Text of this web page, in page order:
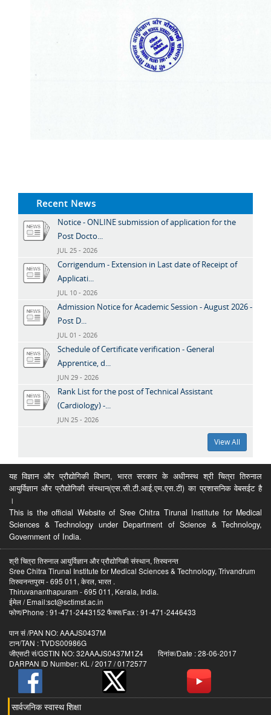
Recent News
Notice - ONLINE submission of application for the
Post Docto...
JUL 25 - 2026
Corrigendum - Extension in Last date of Receipt of
Applicati...
JUL 10 - 2026
Admission Notice for Academic Session - August 2026 -
Post D...
JUL 01 - 2026
Schedule of Certificate verification - General
Apprentice, d...
JUN 29 - 2026
Rank List for the post of Technical Assistant
(Cardiology) -...
JUN 25 - 2026
View All
यह विज्ञान और प्रौद्योगिकी विभाग, भारत सरकार के अधीनस्थ श्री चित्रा तिरुनाल
आयुर्विज्ञान और प्रौद्योगिकी संस्थान(एस.सी.टी.आई.एम.एस.टी) का प्रशासनिक वेबसईट है
।
This is the official Website of Sree Chitra Tirunal Institute for Medical
Sciences & Technology under Department of Science & Technology,
Government of India.
श्री चित्रा तिरुनाल आयुर्विज्ञान और प्रौद्योगिकी संस्थान, तिरुवनन्त
Sree Chitra Tirunal Institute for Medical Sciences & Technology, Trivandrum
तिरुवनन्तपुरम - 695 011, केरल, भारत .
Thiruvananthapuram - 695 011, Kerala, India.
ईमेल / Email:sct@sctimst.ac.in
फोण/Phone : 91-471-2443152 फैक्स/Fax : 91-471-2446433
पान सं /PAN NO: AAAJS0437M
टान/TAN : TVDS00986G
जीएसटी सं/GSTIN NO: 32AAAJS0437M1Z4 दिनांक/Date : 28-06-2017
DARPAN ID Number: KL / 2017 / 0172577
सार्वजनिक स्वास्थ शिक्षा